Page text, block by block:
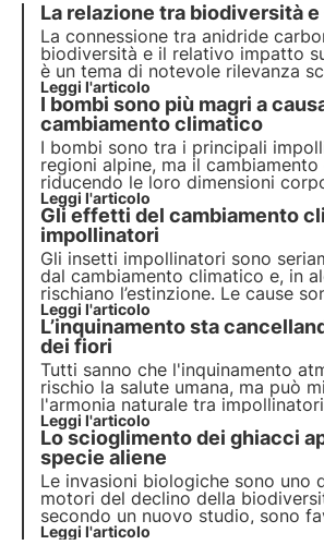
La relazione tra biodiversità e
La connessione tra anidride
biodiversità e il relativo impatto
è un tema di notevole rilevanza
ambientale, poiché coinvolge
complessa tra il cambiamento
naturale e la salute degli insetti
Leggi l'articolo
I bombi sono più magri a
cambiamento climatico
I bombi sono tra i principali
regioni alpine, ma il
riducendo le loro dimensioni
questo articolo come questo
avere ripercussioni
biodiversità.
Leggi l'articolo
Gli effetti del cambiamento
impollinatori
Gli insetti impollinatori sono
dal cambiamento climatico e, in
rischiano l’estinzione. Le cause
possono coinvolgere
indirettamente le piante che
sono gli effetti? Scopriamolo in
Leggi l'articolo
L’inquinamento sta
dei fiori
Tutti sanno che l'inquinamento
rischio la salute umana, ma può
l'armonia naturale tra
cancellando il profumo dei fiori.
questo articolo lo studio
fenomeno influisce sulla
Leggi l'articolo
Lo scioglimento dei ghiacci
specie aliene
Le invasioni biologiche sono uno
motori del declino della
secondo un nuovo studio, sono
scioglimento dei ghiacciai indotto
Leggi l'articolo